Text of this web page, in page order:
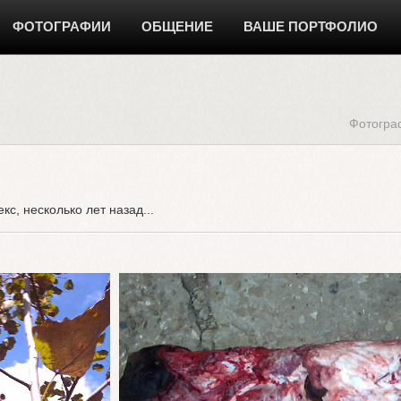
ФОТОГРАФИИ ОБЩЕНИЕ ВАШЕ ПОРТФОЛИО
несколько лет назад...